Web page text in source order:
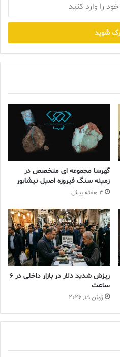
ایران
بیت کوین
گهرسا مجموعه ای متخصص در
زمینه سنگ فیروزه اصیل نیشابور
3 هفته پیش
ریزش شدید دلار در بازار داخلی در 6
ساعت
ژوئن 15, 2026